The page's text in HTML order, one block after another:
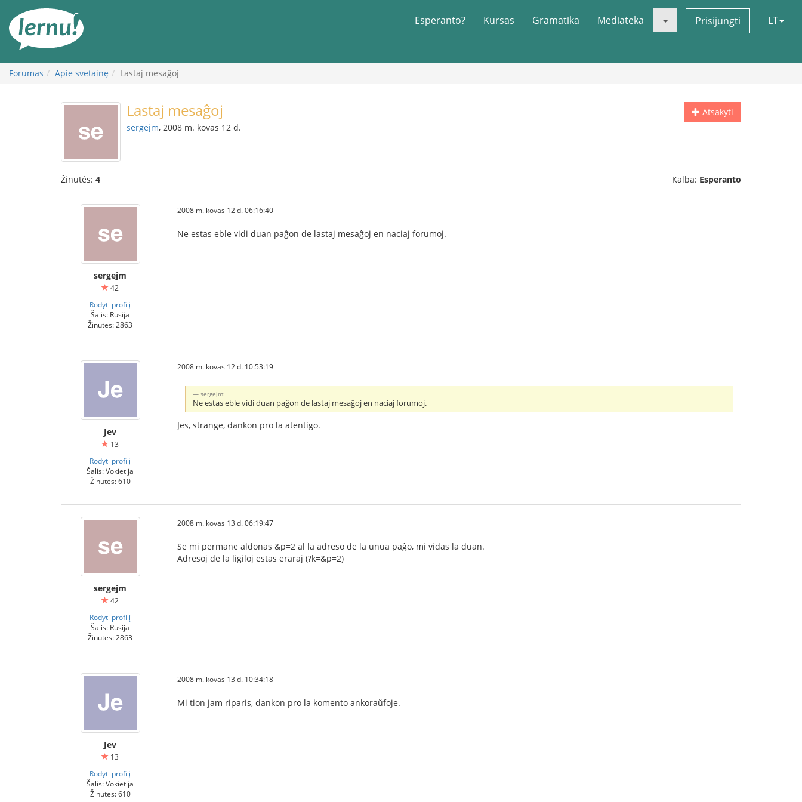
turinį
Esperanto? Kursas Gramatika Mediateka Prisijungti LT
Forumas Apie svetainę Lastaj mesaĝoj
Atsakyti
Lastaj mesaĝoj
sergejm, 2008 m. kovas 12 d.
Žinutės: 4 Kalba: Esperanto
sergejm
42
Rodyti profilį
Šalis: Rusija
Žinutės: 2863
2008 m. kovas 12 d. 06:16:40
Ne estas eble vidi duan paĝon de lastaj mesaĝoj en naciaj forumoj.
Jev
13
Rodyti profilį
Šalis: Vokietija
Žinutės: 610
2008 m. kovas 12 d. 10:53:19
sergejm:
Ne estas eble vidi duan paĝon de lastaj mesaĝoj en naciaj forumoj.
Jes, strange, dankon pro la atentigo.
sergejm
42
Rodyti profilį
Šalis: Rusija
Žinutės: 2863
2008 m. kovas 13 d. 06:19:47
Se mi permane aldonas &p=2 al la adreso de la unua paĝo, mi vidas la duan.
Adresoj de la ligiloj estas eraraj (?k=&p=2)
Jev
13
Rodyti profilį
Šalis: Vokietija
Žinutės: 610
2008 m. kovas 13 d. 10:34:18
Mi tion jam riparis, dankon pro la komento ankoraŭfoje.